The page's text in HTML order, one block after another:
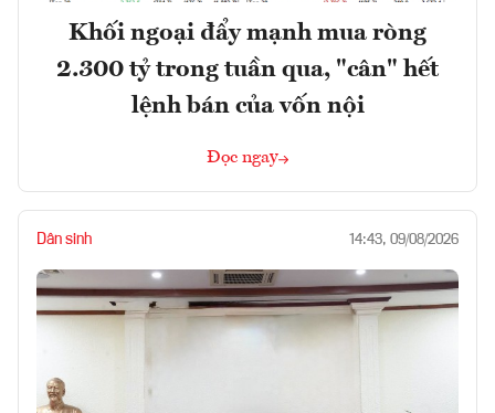
Khối ngoại đẩy mạnh mua ròng
2.300 tỷ trong tuần qua, "cân" hết
lệnh bán của vốn nội
Đọc ngay
Dân sinh 14:43, 09/08/2026